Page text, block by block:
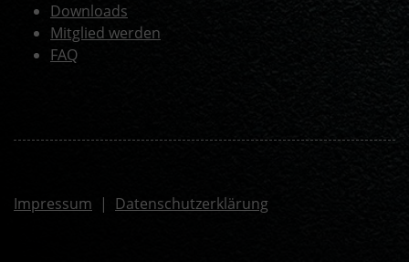
Downloads
Mitglied werden
FAQ
Impressum | Datenschutzerklärung